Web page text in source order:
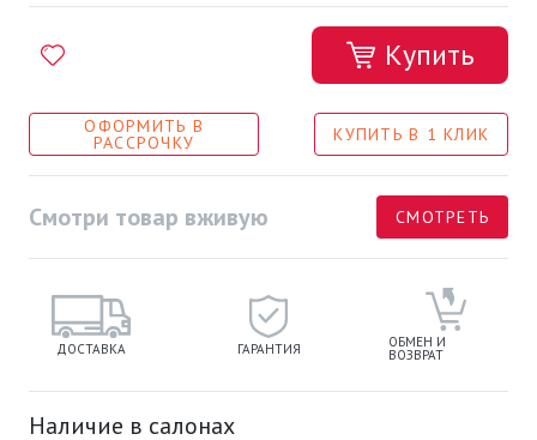
Купить
ОФОРМИТЬ В
РАССРОЧКУ КУПИТЬ В 1 КЛИК
Смотри товар вживую СМОТРЕТЬ
ДОСТАВКА ГАРАНТИЯ ОБМЕН И
ВОЗВРАТ
Наличие в салонах